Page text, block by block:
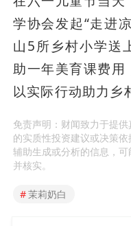
学协会发起“走进
山5所乡村小学送
助一年美育课费用
以实际行动助力乡
免责声明：财闻致力于提
的实质性投资建议或决策
辅助生成或分析的信息，
并核实。
#茉莉奶白